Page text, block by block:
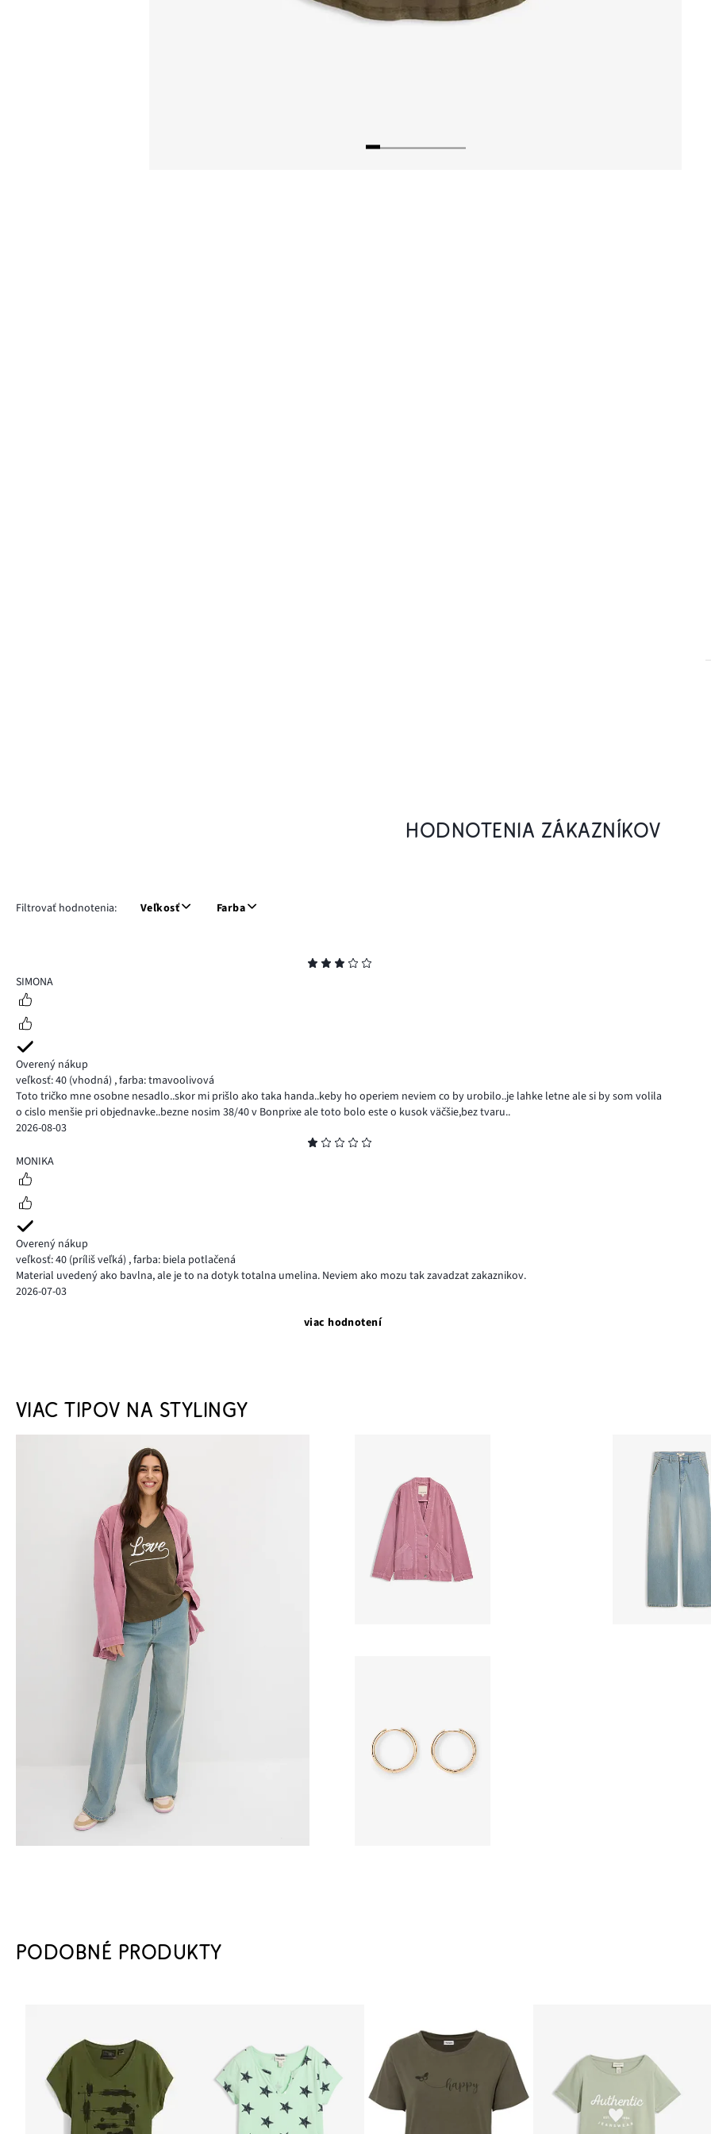
HODNOTENIA ZÁKAZNÍKOV
Filtrovať hodnotenia: Veľkosť Farba
3
SIMONA
Overený nákup
veľkosť: 40 (vhodná) ,farba: tmavoolivová
Toto tričko mne osobne nesadlo..skor mi prišlo ako taka handa..keby ho operiem neviem co by urobilo..je lahke letne ale si by som volila
o cislo menšie pri objednavke..bezne nosim 38/40 v Bonprixe ale toto bolo este o kusok väčšie,bez tvaru..
2026-08-03
1
MONIKA
Overený nákup
veľkosť: 40 (príliš veľká) ,farba: biela potlačená
Material uvedený ako bavlna, ale je to na dotyk totalna umelina. Neviem ako mozu tak zavadzat zakaznikov.
2026-07-03
viac hodnotení
VIAC TIPOV NA STYLINGY
PODOBNÉ PRODUKTY